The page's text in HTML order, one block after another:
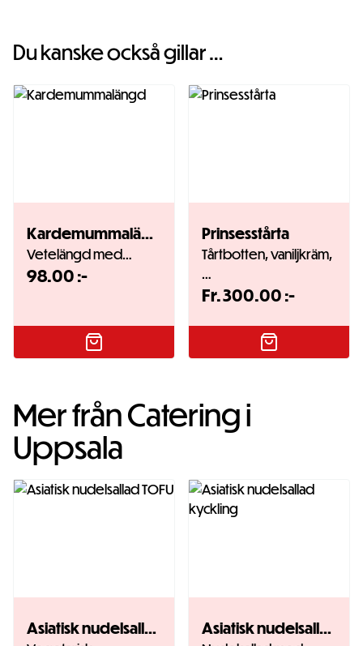
Du kanske också gillar …
Kardemummalängd
Vetelängd med…
98.00 :-
Prinsesstårta
Tårtbotten, vaniljkräm,
…
Fr.300.00 :-
Mer från Catering i
Uppsala
Asiatisk nudelsallad TOFU Asiatisk nudelsallad kyckling